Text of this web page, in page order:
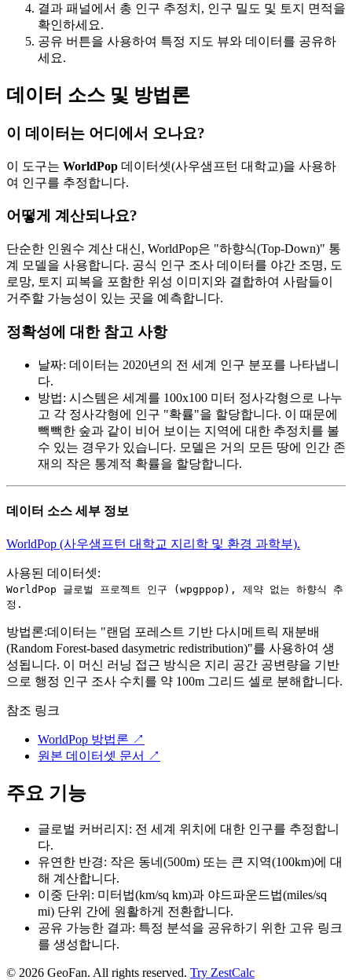
결과 패널에서 총 인구 추정치, 인구 밀도 및 토지 면적을
확인하세요.
공유 버튼을 사용하여 특정 지도 뷰와 데이터를 공유하
세요.
데이터 소스 및 방법론
이 데이터는 어디에서 오나요?
이 도구는 WorldPop 데이터셋(사우샘프턴 대학교)을 사용하
여 인구를 추정합니다.
어떻게 계산되나요?
단순한 인원수 계산 대신, WorldPop은 "하향식(Top-Down)" 통
계 모델을 사용합니다. 공식 인구 조사 데이터를 야간 조명, 도
로망, 토지 피복을 포함한 위성 이미지와 결합하여 사람들이
거주할 가능성이 있는 곳을 예측합니다.
정확성에 대한 참고 사항
날짜: 데이터는 2020년의 전 세계 인구 분포를 나타냅니
다.
방법: 시스템은 세계를 100x100 미터 정사각형으로 나누
고 각 정사각형에 인구 "확률"을 할당합니다. 이 때문에
빽빽한 숲과 같이 비어 보이는 지역에 대한 추정치를 볼
수 있는 경우가 있습니다. 모델은 거의 모든 땅에 인간 존
재의 작은 통계적 확률을 할당합니다.
데이터 소스 세부 정보
WorldPop (사우샘프턴 대학교 지리학 및 환경 과학부).
사용된 데이터셋:
WorldPop 글로벌 프로젝트 인구 (wpgppop), 제약 없는 하향식 추
정.
방법론:데이터는 "랜덤 포레스트 기반 다시메트릭 재분배
(Random Forest-based dasymetric redistribution)"를 사용하여 생
성됩니다. 이 머신 러닝 접근 방식은 지리 공간 공변량을 기반
으로 행정 인구 조사 수치를 약 100m 그리드 셀로 분해합니다.
참조 링크
WorldPop 방법론 ↗
원본 데이터셋 문서 ↗
주요 기능
글로벌 커버리지: 전 세계 위치에 대한 인구를 추정합니
다.
유연한 반경: 작은 동네(500m) 또는 큰 지역(100km)에 대
해 계산합니다.
이중 단위: 미터법(km/sq km)과 야드파운드법(miles/sq
mi) 단위 간에 원활하게 전환합니다.
공유 가능한 결과: 특정 분석을 공유하기 위한 고유 링크
를 생성합니다.
© 2026 GeoFan. All rights reserved. Try ZestCalc